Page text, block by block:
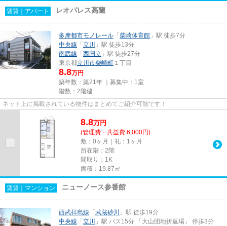
賃貸｜アパート レオパレス高蘭
多摩都市モノレール 「柴崎体育館 」駅 徒歩7分
中央線 「立川
」駅 徒歩13分
南武線 「西国立 」駅 徒歩27分
東京都立川市柴崎町 １丁目
8.8万円
築年数：築21年 ｜募集中： 1室
階数：2階建
ネット上に掲載されている物件はまとめてご紹介可能です！
8.8万円
(管理費・共益費 6,000円)
敷：0ヶ月｜礼：1ヶ月
所在階：2階
間取り：1K
面積：19.87㎡
賃貸｜マンション ニューノース参番館
西武拝島線 「武蔵砂川
」駅 徒歩19分
中央線 「立川
」駅 バス15分 「大山団地折返場」 停歩3分